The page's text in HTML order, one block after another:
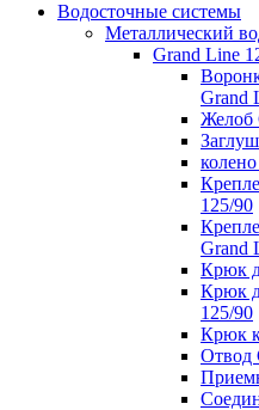
Водосточные системы
Металлический
Grand Line
Grand
Желоб
125/90
Grand
Крюк
Крюк
125/90
Крюк
Отвод